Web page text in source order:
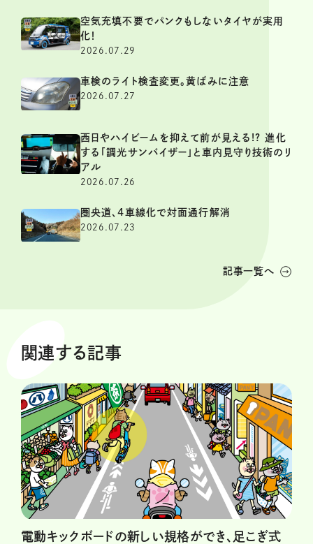
空気充填不要でパンクもしないタイヤが実用
化！
2026.07.29
車検のライト検査変更。黄ばみに注意
2026.07.27
西日やハイビームを抑えて前が見える!? 進化
する「調光サンバイザー」と車内見守り技術のリ
アル
2026.07.26
圏央道、4車線化で対面通行解消
2026.07.23
記事一覧へ
関連する記事
電動キックボードの新しい規格ができ、足こぎ式